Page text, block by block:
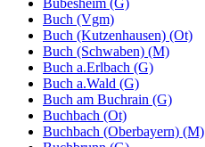
Buch (Vgm)
Buch (Kutzenhausen) (Ot)
Buch (Schwaben) (M)
Buch a.Erlbach (G)
Buch a.Wald (G)
Buch am Buchrain (G)
Buchbach (Ot)
Buchbach (Oberbayern) (M)